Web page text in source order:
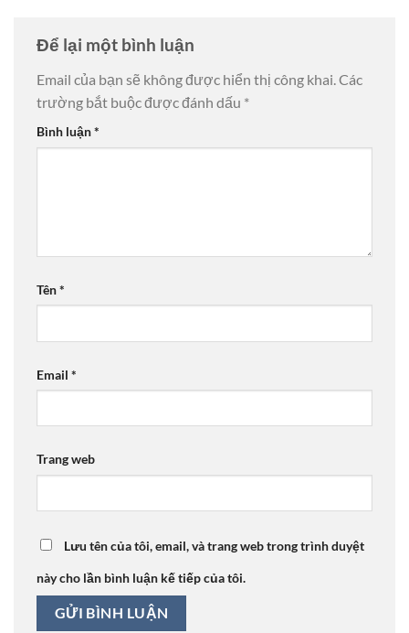
Để lại một bình luận
Email của bạn sẽ không được hiển thị công khai.Các
trường bắt buộc được đánh dấu *
Bình luận*
Tên*
Email *
Trang web
Lưu tên của tôi, email, và trang web trong trình duyệt
này cho lần bình luận kế tiếp của tôi.